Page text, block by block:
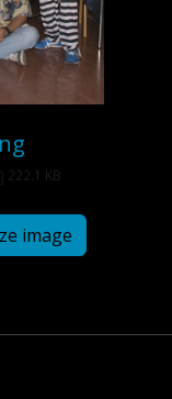
222.1 KB
image